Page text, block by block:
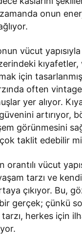
onun
vücut
kıyafetler,
için
often
yer alıyor.
artırıyor,
görünmesini
taklit edebilir
orantılı vücut
yaşam tarzı ve
çıkıyor. Bu,
gerçek; çünkü
herkes için